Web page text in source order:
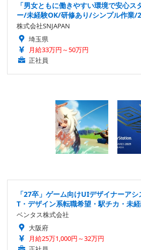
「男女ともに働きやすい環境で安心ス
ー/未経験OK/研修あり/シンプル作業/
株式会社SNJAPAN
埼玉県
月給33万円～50万円
正社員
「27卒」ゲーム向けUIデザイナーア
T・デザイン系転職希望・駅チカ・未
ベンタス株式会社
大阪府
月給25万1,000円～32万円